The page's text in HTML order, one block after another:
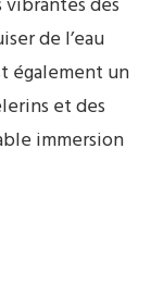
de l’eau
également un
et des
immersion